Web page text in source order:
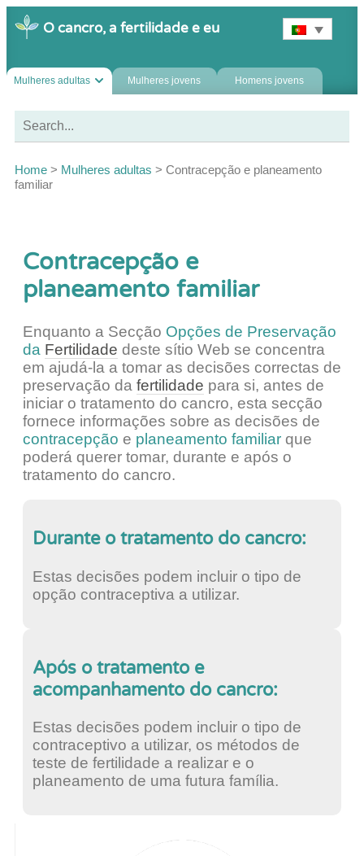
O cancro, a fertilidade e eu
Mulheres adultas Mulheres jovens Homens jovens
Home > Mulheres adultas > Contracepção e planeamento
familiar
Contracepção e
planeamento familiar
Enquanto a Secção Opções de Preservação
da Fertilidade deste sítio Web se concentra
em ajudá-la a tomar as decisões correctas de
preservação da fertilidade para si, antes de
iniciar o tratamento do cancro, esta secção
fornece informações sobre as decisões de
contracepção e planeamento familiar que
poderá querer tomar, durante e após o
tratamento do cancro.
Durante o tratamento do cancro:
Estas decisões podem incluir o tipo de
opção contraceptiva a utilizar.
Após o tratamento e
acompanhamento do cancro:
Estas decisões podem incluir o tipo de
contraceptivo a utilizar, os métodos de
teste de fertilidade a realizar e o
planeamento de uma futura família.